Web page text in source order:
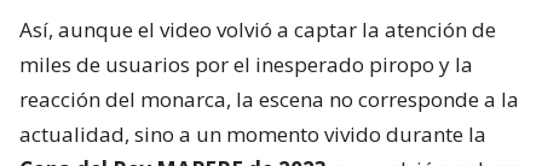
Así, aunque el video volvió a captar la atención de
miles de usuarios por el inesperado piropo y la
reacción del monarca, la escena no corresponde a la
actualidad, sino a un momento vivido durante la